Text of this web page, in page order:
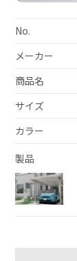
No.
メーカー
商品名
サイズ
カラー
製品